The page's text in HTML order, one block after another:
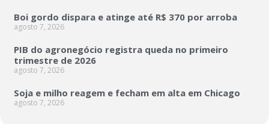
Boi gordo dispara e atinge até R$ 370 por arroba
agosto 7, 2026
PIB do agronegócio registra queda no primeiro
trimestre de 2026
agosto 7, 2026
Soja e milho reagem e fecham em alta em Chicago
agosto 7, 2026